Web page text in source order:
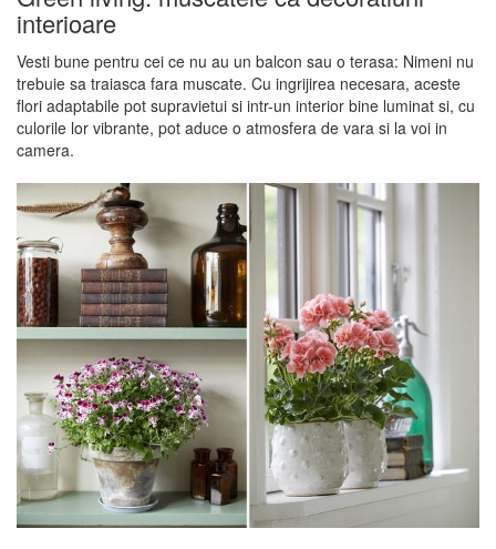
interioare
Vesti bune pentru cei ce nu au un balcon sau o terasa: Nimeni nu
trebuie sa traiasca fara muscate. Cu ingrijirea necesara, aceste
flori adaptabile pot supravietui si intr-un interior bine luminat si, cu
culorile lor vibrante, pot aduce o atmosfera de vara si la voi in
camera.